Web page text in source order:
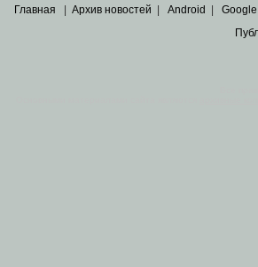
Главная Архив новостей Android Google